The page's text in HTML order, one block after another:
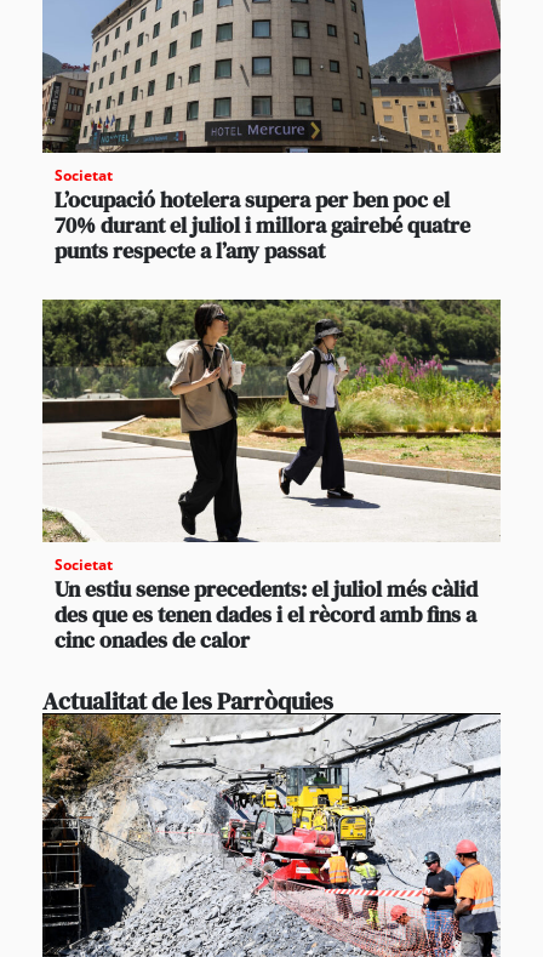
Societat
L’ocupació hotelera supera per ben poc el
70% durant el juliol i millora gairebé quatre
punts respecte a l’any passat
Societat
Un estiu sense precedents: el juliol més càlid
des que es tenen dades i el rècord amb fins a
cinc onades de calor
Actualitat de les Parròquies